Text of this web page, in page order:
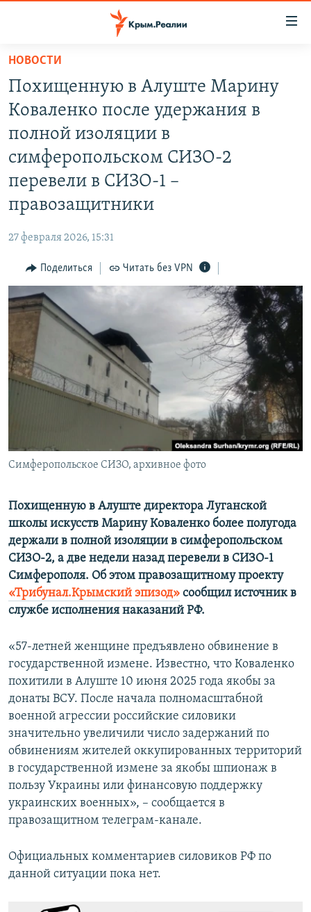
Вернуться
основному
содержанию
главной
навигации
Вернутся
поиску
СПЕЦПРОЕКТЫ
КАРТА ВОЕННЫХ ОБЪЕКТОВ КРЫМА
11 ЛЕТ ОККУПАЦИИ КРЫМА. 11 ИСТОРИЙ СОПРОТИВЛЕНИЯ
ИСТОРИЯ
ЕЩЕ
ИНТЕРАКТИВ
СОВЕТЫ ПРАВОЗАЩИТНИКОВ
ПРОПАВШИЕ БЕЗ ВЕСТИ
ПОБЕДИТЕЛЕЙ НЕ СУДЯТ?
КРЫМ.НЕПОКОРЕННЫЙ
ELIFBE
УКРАИНСКАЯ ПРОБЛЕМА КРЫМА
РАДІО СВОБОДА
Українською
Qırımtatar
ПРИСОЕДИНЯЙТЕСЬ!
Все сайты RFE/RL
НОВОСТИ
Похищенную в Алуште Марину
Коваленко после удержания в
полной изоляции в
симферопольском СИЗО-2
перевели в СИЗО-1 –
правозащитники
27 февраля 2026, 15:31
Поделиться Читать без VPN
Симферопольское СИЗО, архивное фото
Похищенную в Алуште директора Луганской
школы искусств Марину Коваленко более полугода
держали в полной изоляции в симферопольском
СИЗО-2, а две недели назад перевели в СИЗО-1
Симферополя. Об этом правозащитному проекту
«Трибунал.Крымский эпизод» сообщил источник в
службе исполнения наказаний РФ.
«57-летней женщине предъявлено обвинение в
государственной измене. Известно, что Коваленко
похитили в Алуште 10 июня 2025 года якобы за
донаты ВСУ. После начала полномасштабной
военной агрессии российские силовики
значительно увеличили число задержаний по
обвинениям жителей оккупированных территорий
в государственной измене за якобы шпионаж в
пользу Украины или финансовую поддержку
украинских военных», – сообщается в
правозащитном телеграм-канале.
Официальных комментариев силовиков РФ по
данной ситуации пока нет.